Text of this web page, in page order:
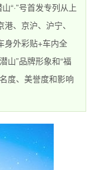
号首发专列从上
、京沪、沪宁、
身外彩贴+车内全
山”品牌形象和“福
度、美誉度和影响